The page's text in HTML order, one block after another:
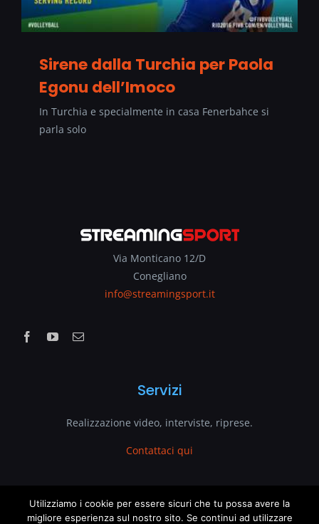
Sirene dalla Turchia per Paola
Egonu dell’Imoco
In Turchia e specialmente in casa Fenerbahce si
parla solo
Via Monticano 12/D
Conegliano
info@streamingsport.it
Servizi
Realizzazione video, interviste, riprese.
Contattaci qui
www.streamingsport.it
Utilizziamo i cookie per essere sicuri che tu possa avere la
migliore esperienza sul nostro sito. Se continui ad utilizzare